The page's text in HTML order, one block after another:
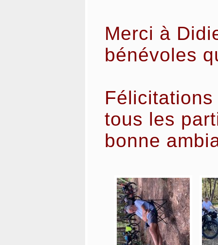
Merci à
bénévoles
tous les
bonne